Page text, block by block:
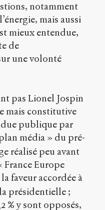
notamment
mais aussi
mieux entendue,
de
une volonté
pas Lionel Jospin
mais constitutive
publique par
média » du pré-
réalisé peu avant
Europe
faveur accordée à
présidentielle ;
% y sont opposés,